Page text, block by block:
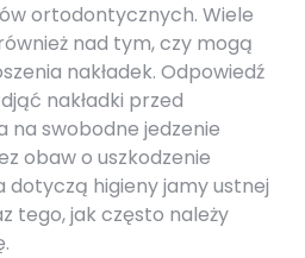
ortodontycznych. Wiele
nad tym, czy mogą
nakładek. Odpowiedź
nakładki przed
na swobodne jedzenie
obaw o uszkodzenie
higieny jamy ustnej
tego, jak często należy